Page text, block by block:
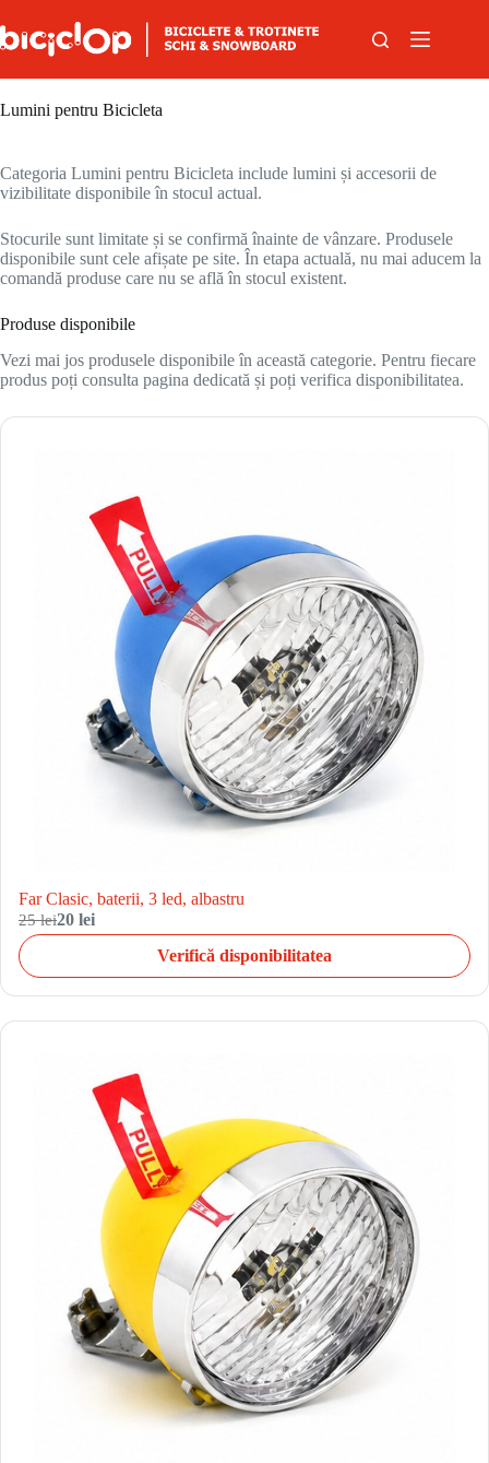
Lumini pentru Bicicleta
Categoria Lumini pentru Bicicleta include lumini și accesorii de
vizibilitate disponibile în stocul actual.
Stocurile sunt limitate și se confirmă înainte de vânzare. Produsele
disponibile sunt cele afișate pe site. În etapa actuală, nu mai aducem la
comandă produse care nu se află în stocul existent.
Produse disponibile
Vezi mai jos produsele disponibile în această categorie. Pentru fiecare
produs poți consulta pagina dedicată și poți verifica disponibilitatea.
Far Clasic, baterii, 3 led, albastru
25 lei20 lei
Verifică disponibilitatea